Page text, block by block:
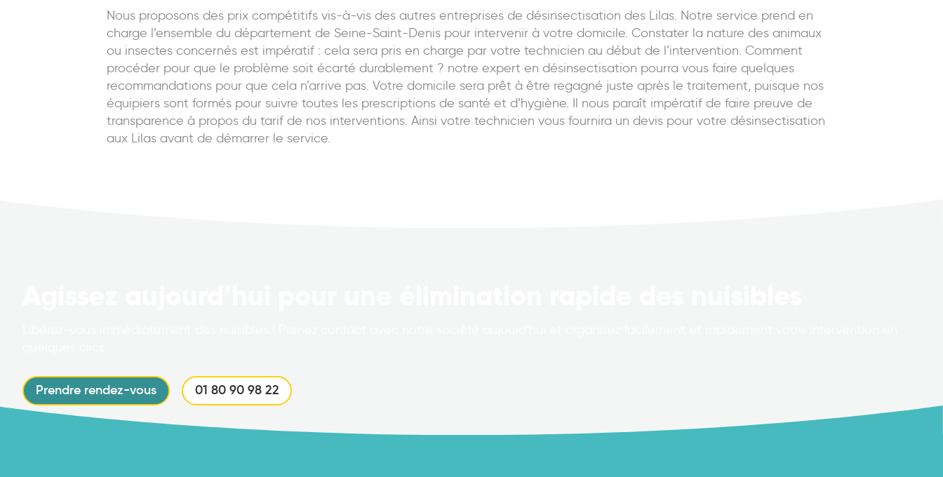
Nous proposons des prix compétitifs vis-à-vis des autres entreprises de désinsectisation des Lilas. Notre service prend en
charge l’ensemble du département de Seine-Saint-Denis pour intervenir à votre domicile. Constater la nature des animaux
ou insectes concernés est impératif : cela sera pris en charge par votre technicien au début de l’intervention. Comment
procéder pour que le problème soit écarté durablement ? notre expert en désinsectisation pourra vous faire quelques
recommandations pour que cela n’arrive pas. Votre domicile sera prêt à être regagné juste après le traitement, puisque nos
équipiers sont formés pour suivre toutes les prescriptions de santé et d’hygiène. Il nous paraît impératif de faire preuve de
transparence à propos du tarif de nos interventions. Ainsi votre technicien vous fournira un devis pour votre désinsectisation
aux Lilas avant de démarrer le service.
Prendre rendez-vous 01 80 90 98 22